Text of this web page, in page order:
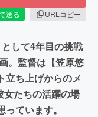
送る
URLコピー
して4年目の挑戦
。監督は【笠原悠
立ち上げからのメ
女たちの活躍の場
ています。